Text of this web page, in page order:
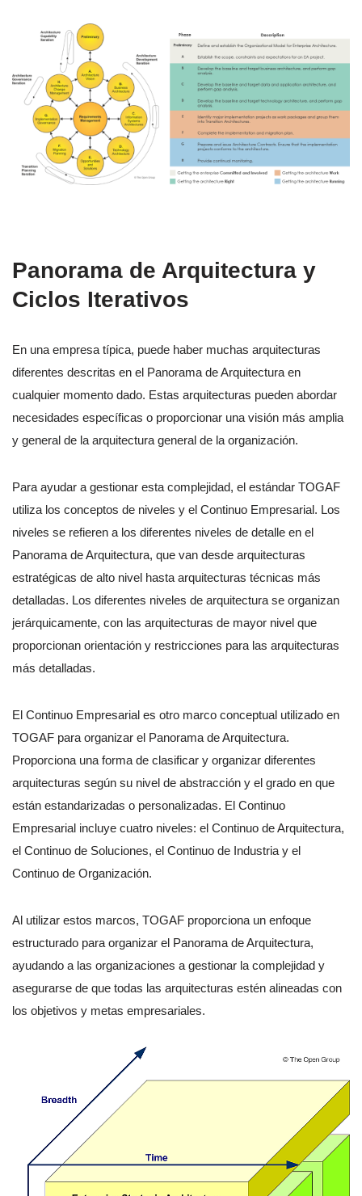
Panorama de Arquitectura y
Ciclos Iterativos
En una empresa típica, puede haber muchas arquitecturas
diferentes descritas en el Panorama de Arquitectura en
cualquier momento dado. Estas arquitecturas pueden abordar
necesidades específicas o proporcionar una visión más amplia
y general de la arquitectura general de la organización.
Para ayudar a gestionar esta complejidad, el estándar TOGAF
utiliza los conceptos de niveles y el Continuo Empresarial. Los
niveles se refieren a los diferentes niveles de detalle en el
Panorama de Arquitectura, que van desde arquitecturas
estratégicas de alto nivel hasta arquitecturas técnicas más
detalladas. Los diferentes niveles de arquitectura se organizan
jerárquicamente, con las arquitecturas de mayor nivel que
proporcionan orientación y restricciones para las arquitecturas
más detalladas.
El Continuo Empresarial es otro marco conceptual utilizado en
TOGAF para organizar el Panorama de Arquitectura.
Proporciona una forma de clasificar y organizar diferentes
arquitecturas según su nivel de abstracción y el grado en que
están estandarizadas o personalizadas. El Continuo
Empresarial incluye cuatro niveles: el Continuo de Arquitectura,
el Continuo de Soluciones, el Continuo de Industria y el
Continuo de Organización.
Al utilizar estos marcos, TOGAF proporciona un enfoque
estructurado para organizar el Panorama de Arquitectura,
ayudando a las organizaciones a gestionar la complejidad y
asegurarse de que todas las arquitecturas estén alineadas con
los objetivos y metas empresariales.